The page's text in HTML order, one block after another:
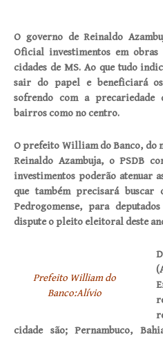
O governo de Reinaldo
Oficial investimentos em
cidades de MS. Ao que tudo
sair do papel e beneficiará os
sofrendo com a precariedade
bairros como no centro.
O prefeito William do Banco, do
Reinaldo Azambuja, o PSDB
investimentos poderão atenuar
que também precisará
Pedrogomense, para
dispute o pleito eleitoral deste
Prefeito William do
Banco:Alívio
cidade são; Pernambuco,